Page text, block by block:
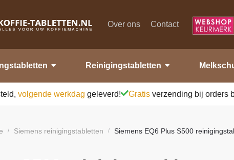
Over ons Contact
Reinigingstabletten
volgende werkdag geleverd! Gratis verzending bij orders
/ Siemens reinigingstabletten / Siemens EQ6 Plus S500